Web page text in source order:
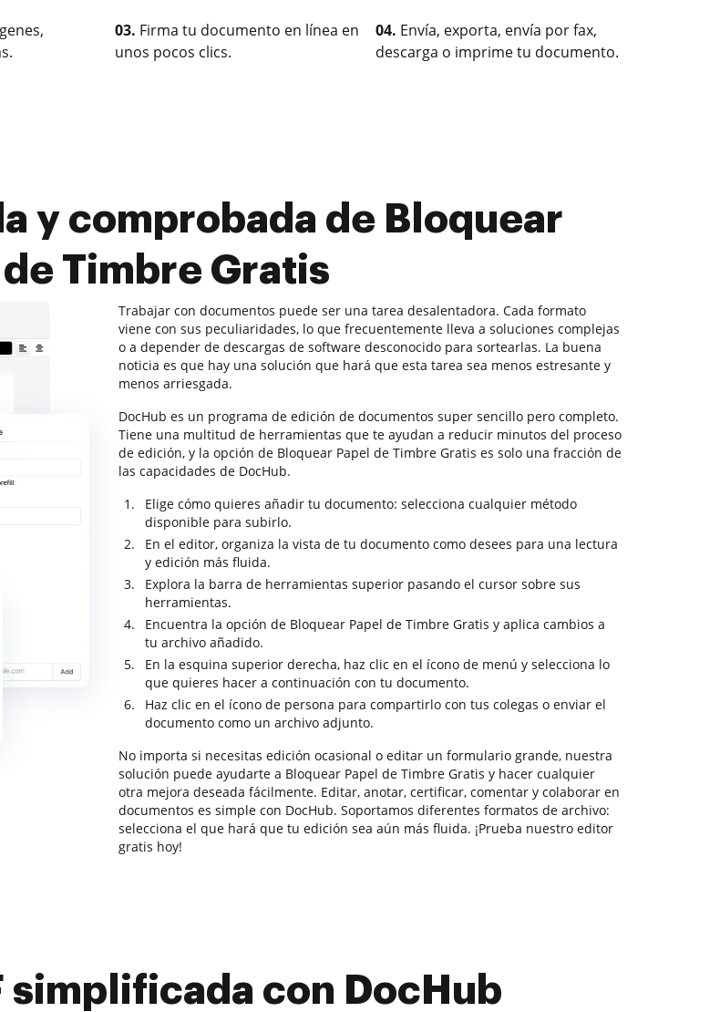
03. Firma tu documento en línea en
unos pocos clics.
04. Envía, exporta, envía por fax,
descarga o imprime tu documento.
y comprobada de Bloquear
de Timbre Gratis
Trabajar con documentos puede ser una tarea desalentadora. Cada formato
viene con sus peculiaridades, lo que frecuentemente lleva a soluciones complejas
o a depender de descargas de software desconocido para sortearlas. La buena
noticia es que hay una solución que hará que esta tarea sea menos estresante y
menos arriesgada.
DocHub es un programa de edición de documentos super sencillo pero completo.
Tiene una multitud de herramientas que te ayudan a reducir minutos del proceso
de edición, y la opción de Bloquear Papel de Timbre Gratis es solo una fracción de
las capacidades de DocHub.
Elige cómo quieres añadir tu documento: selecciona cualquier método
disponible para subirlo.
En el editor, organiza la vista de tu documento como desees para una lectura
y edición más fluida.
Explora la barra de herramientas superior pasando el cursor sobre sus
herramientas.
Encuentra la opción de Bloquear Papel de Timbre Gratis y aplica cambios a
tu archivo añadido.
En la esquina superior derecha, haz clic en el ícono de menú y selecciona lo
que quieres hacer a continuación con tu documento.
Haz clic en el ícono de persona para compartirlo con tus colegas o enviar el
documento como un archivo adjunto.
No importa si necesitas edición ocasional o editar un formulario grande, nuestra
solución puede ayudarte a Bloquear Papel de Timbre Gratis y hacer cualquier
otra mejora deseada fácilmente. Editar, anotar, certificar, comentar y colaborar en
documentos es simple con DocHub. Soportamos diferentes formatos de archivo:
selecciona el que hará que tu edición sea aún más fluida. ¡Prueba nuestro editor
gratis hoy!
simplificada con DocHub